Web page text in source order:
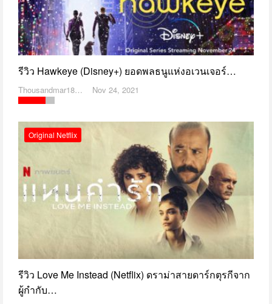
รีวิว Hawkeye (Disney+) ยอดพลธนูแห่งอเวนเจอร์…
Thousandmar1869 Nov 24, 2021
Original Netflix
รีวิว Love Me Instead (Netflix) ดราม่าสายดาร์กตุรกีจาก
ผู้กำกับ…